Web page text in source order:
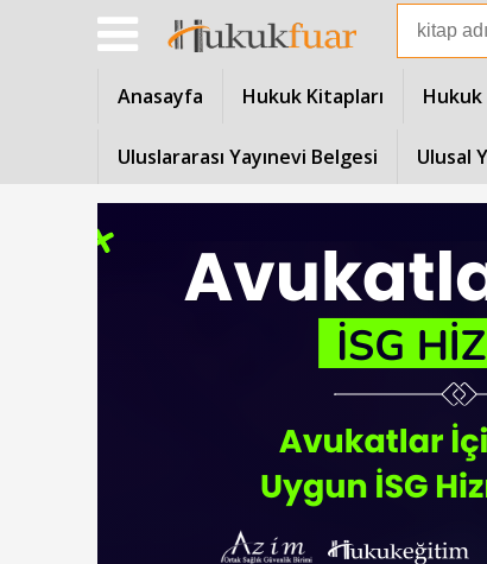
Anasayfa Hukuk Kitapları
Uluslararası Yayınevi Belgesi Ulusal